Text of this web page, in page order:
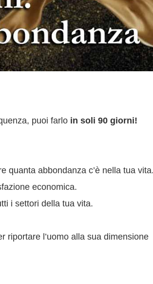
puoi farlo in soli 90 giorni!
quanta abbondanza c’è nella tua vita.
economica.
i settori della tua vita.
riportare l’uomo alla sua dimensione